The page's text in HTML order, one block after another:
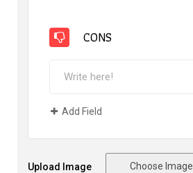
CONS
Add Field
Upload Image Choose Image